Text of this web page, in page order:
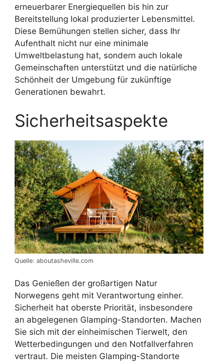
erneuerbarer Energiequellen bis hin zur
Bereitstellung lokal produzierter Lebensmittel.
Diese Bemühungen stellen sicher, dass Ihr
Aufenthalt nicht nur eine minimale
Umweltbelastung hat, sondern auch lokale
Gemeinschaften unterstützt und die natürliche
Schönheit der Umgebung für zukünftige
Generationen bewahrt.
Sicherheitsaspekte
Quelle: aboutasheville.com
Das Genießen der großartigen Natur
Norwegens geht mit Verantwortung einher.
Sicherheit hat oberste Priorität, insbesondere
an abgelegenen Glamping-Standorten. Machen
Sie sich mit der einheimischen Tierwelt, den
Wetterbedingungen und den Notfallverfahren
vertraut. Die meisten Glamping-Standorte